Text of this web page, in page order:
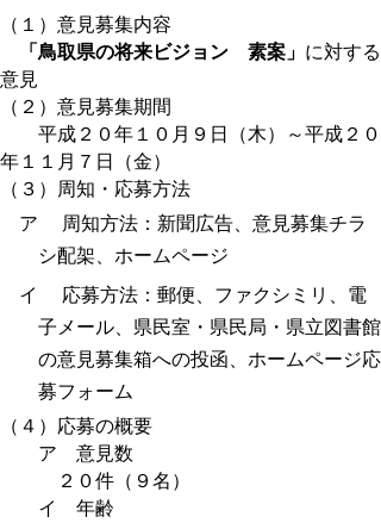
（１）意見募集内容
「鳥取県の将来ビジョン 素案」 に対する
意見
（２）意見募集期間
平成２０年１０月９日（木）～平成２０
年１１月７日（金）
（３）周知・応募方法
ア 周知方法：新聞広告、意見募集チラ
シ配架、ホームページ
イ 応募方法：郵便、ファクシミリ、電
子メール、県民室・県民局・県立図書館
の意見募集箱への投函、ホームページ応
募フォーム
（４）応募の概要
ア 意見数
２０件（９名）
イ 年齢